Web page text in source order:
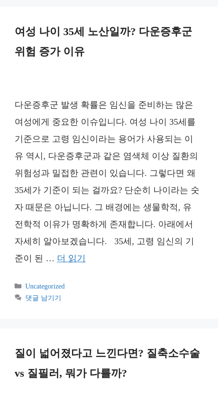
여성 나이 35세 노산일까? 다운증후군
위험 증가 이유
다운증후군 발생 확률은 임신을 준비하는 많은
여성에게 중요한 이슈입니다. 여성 나이 35세를
기준으로 고령 임신이라는 용어가 사용되는 이
유 역시, 다운증후군과 같은 염색체 이상 질환의
위험성과 밀접한 관련이 있습니다. 그렇다면 왜
35세가 기준이 되는 걸까요? 단순히 나이라는 숫
자 때문은 아닙니다. 그 배경에는 생물학적, 유
전학적 이유가 명확하게 존재합니다. 아래에서
자세히 알아보겠습니다. 35세, 고령 임신의 기
준이 된 … 더 읽기
카
테
Uncategorized
댓글 남기기
질이 넓어졌다고 느낀다면? 질축소수술
vs 질필러, 뭐가 다를까?